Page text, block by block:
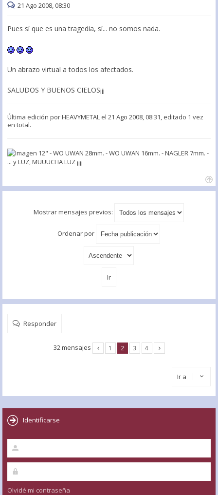
21 Ago 2008, 08:30
Pues sí que es una tragedia, sí... no somos nada.
Un abrazo virtual a todos los afectados.
SALUDOS Y BUENOS CIELOS¡¡¡
Última edición porHEAVYMETAL el 21 Ago 2008, 08:31, editado 1 vez
en total.
12" - WO UWAN 28mm. - WO UWAN 16mm. - NAGLER 7mm. -
... y LUZ, MUUUCHA LUZ ¡¡¡¡
Mostrar mensajes previos:
Ordenar por
Responder
32 mensajes 1 2 3 4
Ir a
Identificarse
Olvidé mi contraseña